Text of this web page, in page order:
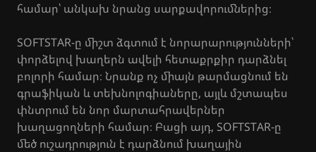
համար՝ անկախ նրանց սարքավորումներից։
SOFTSTAR-ը միշտ ձգտում է նորարարությունների՝
փորձելով խաղերն ավելի հետաքրքիր դարձնել
բոլորի համար։ Նրանք ոչ միայն թարմացնում են
գրաֆիկան և տեխնոլոգիաները, այլև մշտապես
փնտրում են նոր մարտահրավերներ
խաղացողների համար։ Բացի այդ, SOFTSTAR-ը
մեծ ուշադրություն է դարձնում խաղային